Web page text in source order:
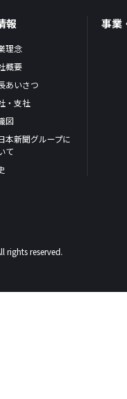
報
理念
概要
あいさつ
・支社
図
本新聞グループに
て
事業
rights reserved.